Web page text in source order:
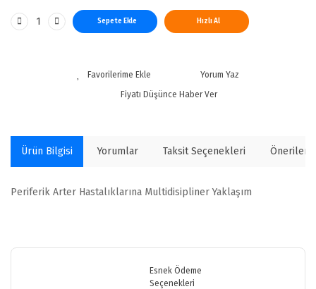
Sepete Ekle Hızlı Al
Yorum Yaz
Fiyatı Düşünce Haber Ver
Ürün Bilgisi Yorumlar Taksit Seçenekleri
Periferik Arter Hastalıklarına Multidisipliner Yaklaşım
Bu ürüne ilk yorumu siz yapın!
Görüş ve önerileriniz için teşekkür ederiz.
Esnek Ödeme
Seçenekleri